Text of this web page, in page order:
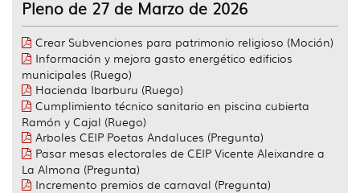
Pleno de 27 de Marzo de 2026
Crear Subvenciones para patrimonio religioso (Moción)
Información y mejora gasto energético edificios
municipales (Ruego)
Hacienda Ibarburu (Ruego)
Cumplimiento técnico sanitario en piscina cubierta
Ramón y Cajal (Ruego)
Arboles CEIP Poetas Andaluces (Pregunta)
Pasar mesas electorales de CEIP Vicente Aleixandre a
La Almona (Pregunta)
Incremento premios de carnaval (Pregunta)